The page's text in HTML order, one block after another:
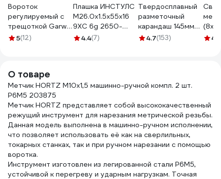
Вороток
регулируемый с
трещоткой Garwin
M5-12 (7/32-3/4),
5(12)
Плашка ИНСТУЛС
М26.0x1.5x55x16
9ХС 6g 2650-
2277 ГОСТ 9740-
4.4(7)
Твердосплавный
разметочный
карандаш 145мм
СИБРТЕХ 18910
4.7(153)
DBM
4.5
О товаре
Метчик HORTZ М10x1,5 машинно-ручной компл. 2 шт.
Р6М5 203875
Метчик HORTZ представляет собой высококачественный
режущий инструмент для нарезания метрической резьбы.
Данная модель выполнена в машинно-ручном исполнении,
что позволяет использовать её как на сверлильных,
токарных станках, так и при ручном нарезании с помощью
воротка.
Инструмент изготовлен из легированной стали Р6М5,
устойчивой к перегреву и ударным нагрузкам. Точная